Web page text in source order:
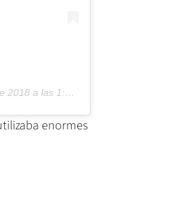
a las 1:14 PST
enormes